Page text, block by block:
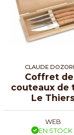
CLAUDE
Coffret
couteaux de
Le Thiers
WEB
EN STOCK